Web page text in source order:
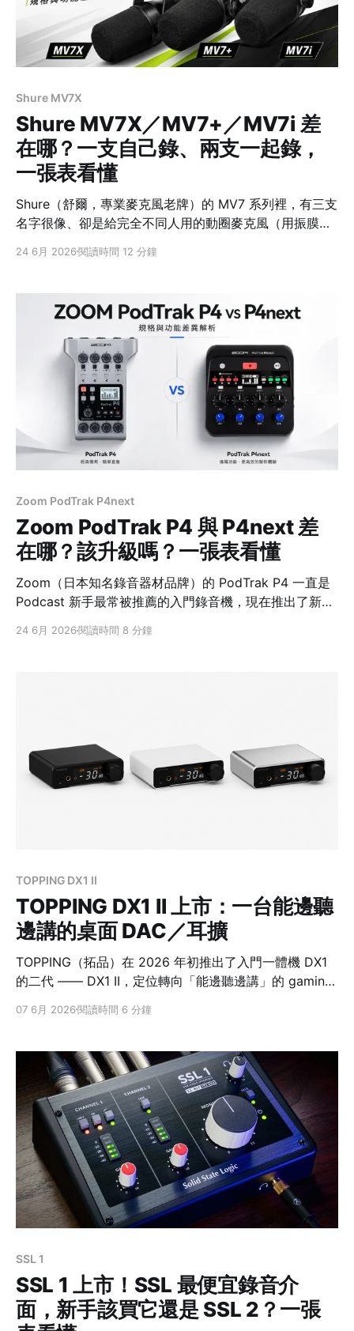
Shure MV7X
Shure MV7X／MV7+／MV7i 差
在哪？一支自己錄、兩支一起錄，
一張表看懂
Shure（舒爾，專業麥克風老牌）的 MV7 系列裡，有三支
名字很像、卻是給完全不同人用的動圈麥克風（用振膜帶
MV7X、MV7+、MV7i。很多人站在店裡分不出來該買哪
別不是音質高低，而是三種完全不同的錄音哲學：MV7X
把麥克風交給「你的系統」、MV7+ 自己一支就能搞定、
MV7i 則是「麥克風自己就是系統」。先講一個最多人踩
的雷：MV7X 沒有 USB，不能直接插電腦錄音 —— 這點
等下細講。 先給結論：三種錄音哲學，先看你有沒有錄音
USB-C + XLR/樂器輸入
24 6月 2026閱讀時間 12 分鐘
Zoom PodTrak P4next
Zoom PodTrak P4 與 P4next 差
在哪？該升級嗎？一張表看懂
Zoom（日本知名錄音器材品牌）的 PodTrak P4 一直是
Podcast 新手最常被推薦的入門錄音機，現在推出了新版
差異不小。這篇用一張表幫你快速搞懂差在哪、該不該升
bit／48kHz 接電腦（USB 介面）2 進 2 出（一條混音）
24 6月 2026閱讀時間 8 分鐘
TOPPING DX1 II
TOPPING DX1 II 上市：一台能邊聽
邊講的桌面 DAC／耳擴
TOPPING（拓品）在 2026 年初推出了入門一體機 DX1
的二代 —— DX1 II，定位轉向「能邊聽邊講」的 gaming
買？先給你最快的答案。 先給結論：誰適合買 DX1 II？
用耳麥清楚講話，TOPPING DX1 II 會比傳統只負責聽音
樂的 DAC 更貼近需求。DAC 簡單說就是把數位訊號轉成
類比聲音的核心；耳擴則是把耳機推得更穩、更有力。
DX1 II（新）DX1（原始款） DAC 晶片ESS
ES9039Q2MAK4493S 架構全平衡單端 耳擴功率
1000mW／ch @32Ω較低 麥克風輸入有（
07 6月 2026閱讀時間 6 分鐘
SSL 1
SSL 1 上市！SSL 最便宜錄音介
面，新手該買它還是 SSL 2？一張